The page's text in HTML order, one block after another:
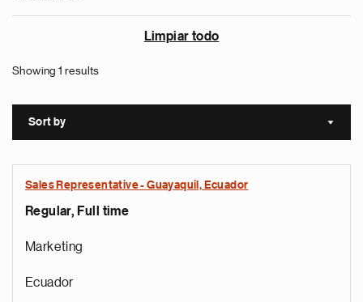
Limpiar todo
Showing 1 results
Sort by Sort
Sales Representative - Guayaquil, Ecuador
Regular, Full time
Marketing
Ecuador